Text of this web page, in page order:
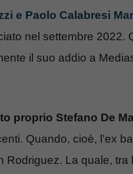
e Paolo Calabresi
nel settembre 2022.
il suo addio a
proprio Stefano De
Quando, cioè, l’ex
Rodriguez. La quale,